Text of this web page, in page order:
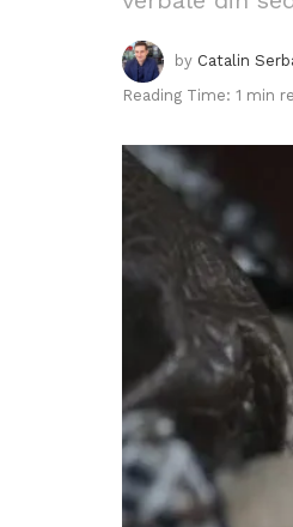
by Catalin
Reading Time: 1 min